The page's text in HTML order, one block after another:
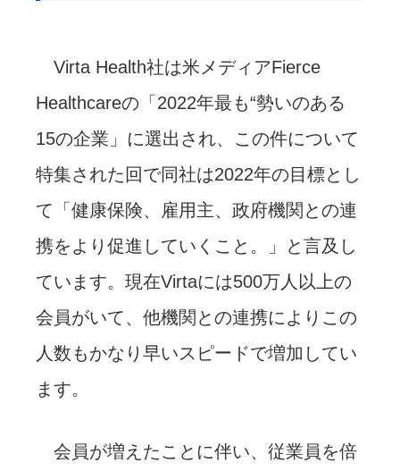
Virta Health社は米メディアFierce
Healthcareの「2022年最も“勢いのある
15の企業」に選出され、この件について
特集された回で同社は2022年の目標とし
て「健康保険、雇用主、政府機関との連
携をより促進していくこと。」と言及し
ています。現在Virtaには500万人以上の
会員がいて、他機関との連携によりこの
人数もかなり早いスピードで増加してい
ます。
会員が増えたことに伴い、従業員を倍